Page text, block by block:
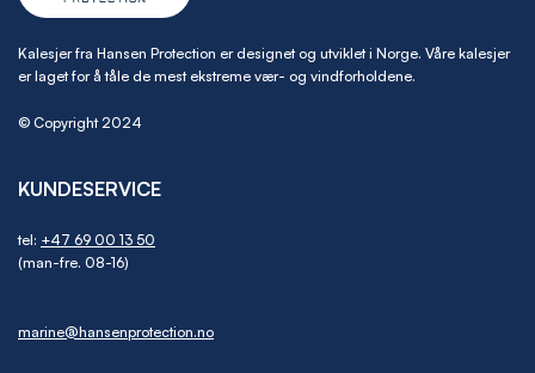
Kalesjer fra Hansen Protection er designet og utviklet i Norge. Våre kalesjer
er laget for å tåle de mest ekstreme vær- og vindforholdene.
© Copyright 2024
KUNDESERVICE
tel: +47 69 00 13 50
(man-fre. 08-16)
marine@hansenprotection.no